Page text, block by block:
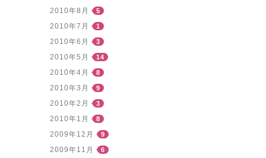
2010年8月 5
2010年7月 1
2010年6月 3
2010年5月 14
2010年4月 8
2010年3月 9
2010年2月 3
2010年1月 8
2009年12月 9
2009年11月 6